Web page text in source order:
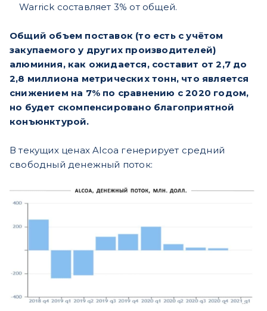
Warrick составляет 3% от общей.
Общий объем поставок (то есть с учётом
закупаемого у других производителей)
алюминия, как ожидается, составит от 2,7 до
2,8 миллиона метрических тонн, что является
снижением на 7% по сравнению с 2020 годом,
но будет скомпенсировано благоприятной
конъюнктурой.
В текущих ценах Alcoa генерирует средний
свободный денежный поток: